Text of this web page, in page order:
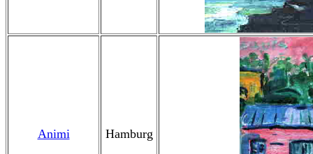
Animi Hamburg